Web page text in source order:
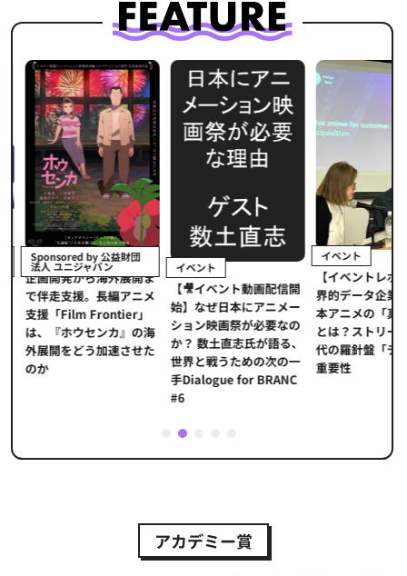
Sponsored by 公益財団
法人 ユニジャパン
企画開発から海外展開ま
で伴走支援。長編アニメ
支援「Film Frontier」
は、『ホウセンカ』の海
外展開をどう加速させた
のか
イベント
【🎥イベント動画配信開
始】なぜ日本にアニメー
ション映画祭が必要なの
か？ 数土直志氏が語る、
世界と戦うための次の一
手Dialogue for BRANC
#6
イベント
【イベントレポ
界的データ企業
本アニメの「真
とは？ストリー
代の羅針盤「デ
重要性
2
アカデミー賞